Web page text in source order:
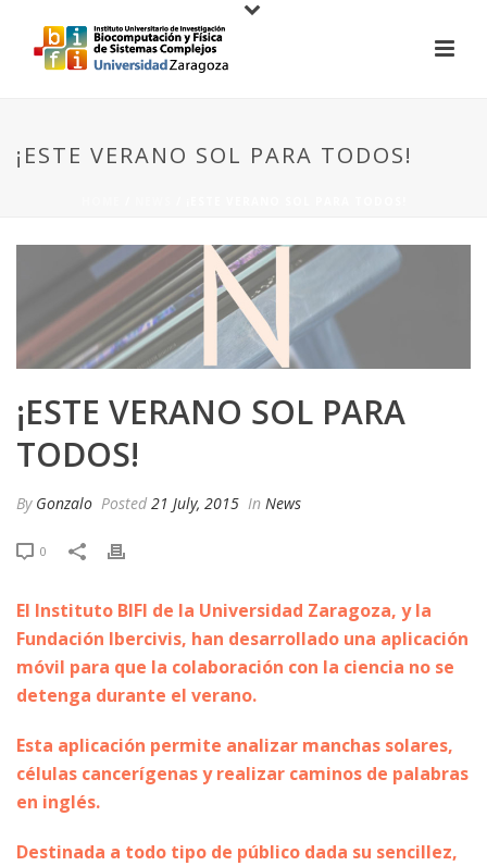
¡ESTE VERANO SOL PARA TODOS!
¡ESTE VERANO SOL PARA
TODOS!
By Gonzalo Posted 21 July, 2015 In News
0
El Instituto BIFI de la Universidad Zaragoza, y la
Fundación Ibercivis, han desarrollado una aplicación
móvil para que la colaboración con la ciencia no se
detenga durante el verano.
Esta aplicación permite analizar manchas solares,
células cancerígenas y realizar caminos de palabras
en inglés.
Destinada a todo tipo de público dada su sencillez,